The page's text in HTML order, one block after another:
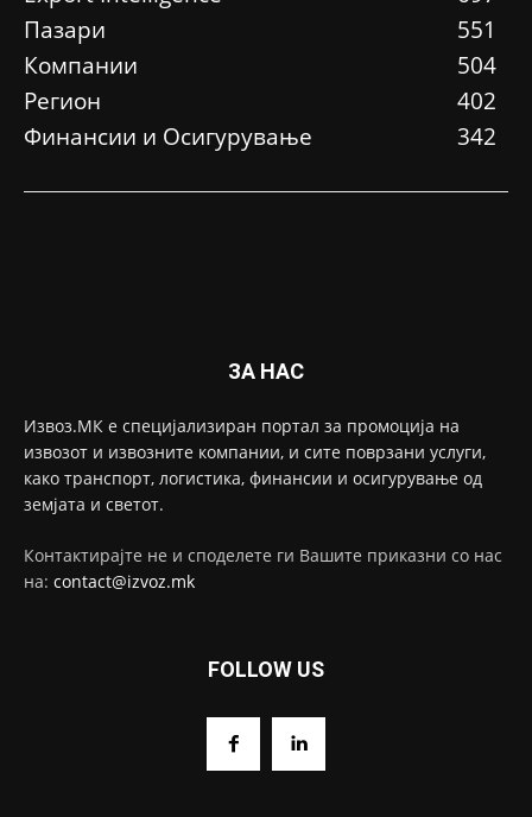
Пазари
551
Компании
504
Регион
402
Финансии и Осигурување
342
ЗА НАС
Извоз.МК е специјализиран портал за промоција на
извозот и извозните компании, и сите поврзани услуги,
како транспорт, логистика, финансии и осигурување од
земјата и светот.
Контактирајте не и споделете ги Вашите приказни со нас
на: contact@izvoz.mk
FOLLOW US